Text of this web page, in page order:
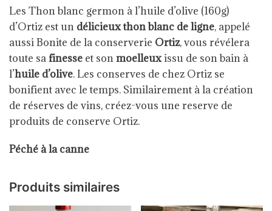
Les Thon blanc germon à l’huile d’olive (160g)
d’Ortiz est un délicieux thon blanc de ligne, appelé
aussi Bonite de la conserverie Ortiz, vous révélera
toute safinesse et sonmoelleuxissu de son bain à
l’huile d’olive.Les conserves de chez Ortiz se
bonifient avec le temps. Similairement à la création
de réserves de vins, créez-vous une reserve de
produits de conserve Ortiz.
Péché à la canne
Produits similaires